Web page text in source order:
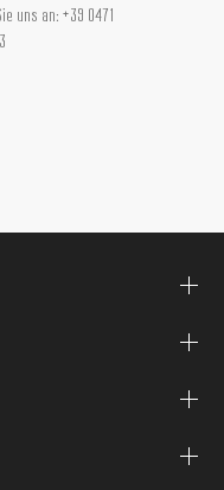
uns an: +39 0471